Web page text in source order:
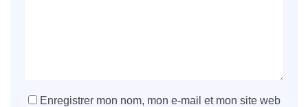
Enregistrer mon nom, mon e-mail et mon site web